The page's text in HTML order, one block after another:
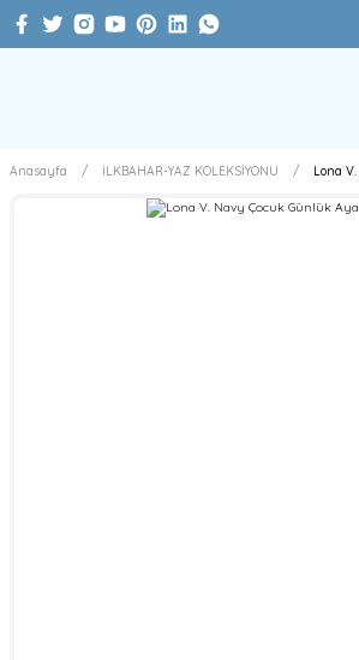
Anasayfa İLKBAHAR-YAZ KOLEKSİYONU Lona